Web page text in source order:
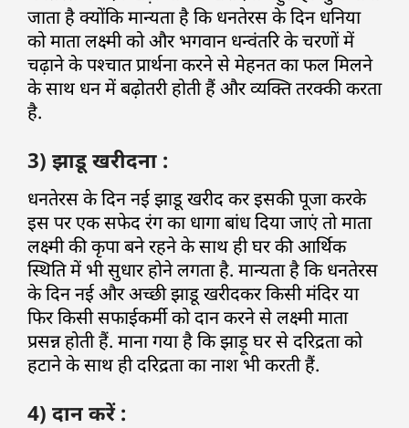
जाता है क्योंकि मान्यता है कि धनतेरस के दिन धनिया
को माता लक्ष्मी को और भगवान धन्वंतरि के चरणों में
चढ़ाने के पश्चात प्रार्थना करने से मेहनत का फल मिलने
के साथ धन में बढ़ोतरी होती हैं और व्यक्ति तरक्की करता
है.
3) झाडू खरीदना :
धनतेरस के दिन नई झाडू खरीद कर इसकी पूजा करके
इस पर एक सफेद रंग का धागा बांध दिया जाएं तो माता
लक्ष्मी की कृपा बने रहने के साथ ही घर की आर्थिक
स्थिति में भी सुधार होने लगता है. मान्यता है कि धनतेरस
के दिन नई और अच्छी झाडू खरीदकर किसी मंदिर या
फिर किसी सफाईकर्मी को दान करने से लक्ष्मी माता
प्रसन्न होती हैं. माना गया है कि झाड़ू घर से दरिद्रता को
हटाने के साथ ही दरिद्रता का नाश भी करती हैं.
4) दान करें :